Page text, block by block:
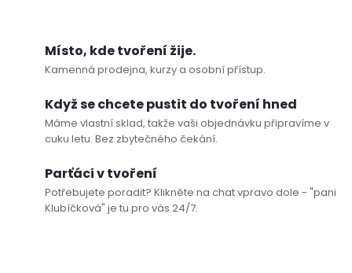
Místo, kde tvoření žije.
Kamenná prodejna, kurzy a osobní přístup.
Když se chcete pustit do tvoření hned
Máme vlastní sklad, takže vaši objednávku připravíme v
cuku letu. Bez zbytečného čekání.
Parťáci v tvoření
Potřebujete poradit? Klikněte na chat vpravo dole - "pani
Klubíčková" je tu pro vás 24/7.